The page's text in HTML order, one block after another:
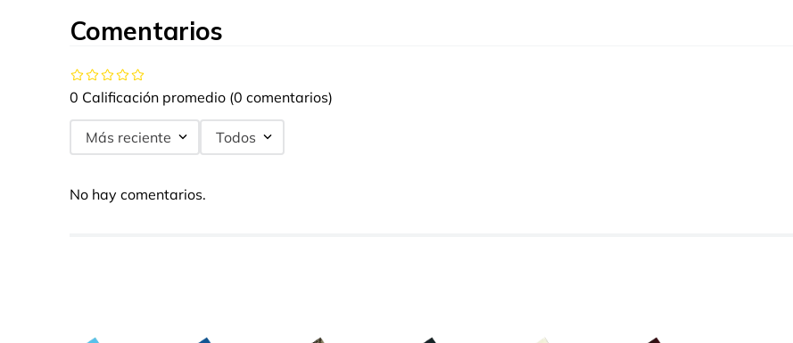
Comentarios
0 Calificación promedio (0 comentarios)
Más reciente Todos
No hay comentarios.